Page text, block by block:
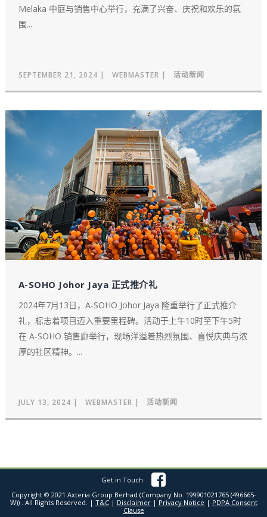
Melaka 中庭与销售中心举行，充满了兴奋、庆祝和欢乐的氛
围...
SEPTEMBER 21, 2024 WEBMASTER 活动新闻
A-SOHO Johor Jaya 正式推介礼
2024年7月13日，A-SOHO Johor Jaya 隆重举行了正式推介
礼，标志着项目迈入重要里程碑。活动于上午10时至下午5时
在 A-SOHO 销售廊举行，现场洋溢着热烈氛围、喜悦庆典与浓
厚的社区精神。...
JULY 13, 2024 WEBMASTER 活动新闻
Get in Touch
Copyright © 2021 Axteria Group Berhad (Company No. 199901021765 (496665-
W)) . All Rights Reserved. | T&C| Disclaimer| Privacy Notice | PDPA Consent
Clause